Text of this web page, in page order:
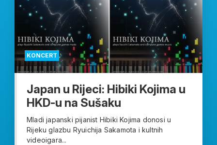
KONCERT
Japan u Rijeci: Hibiki Kojima u
HKD-u na Sušaku
Mladi japanski pijanist Hibiki Kojima donosi u
Rijeku glazbu Ryuichija Sakamota i kultnih
videoigara...